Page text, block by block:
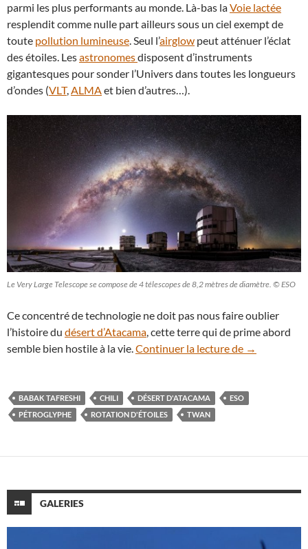
parmi les plus performants au monde. Là-bas laVoie lactée
resplendit comme nulle part ailleurs sous un ciel exempt de
toute pollution lumineuse. Seul l’airglow peut atténuer l’éclat
des étoiles. Lesastronomesdisposent d’instruments
gigantesques pour sonder l’Univers dans toutes les longueurs
d’ondes (VLT,ALMAet bien d’autres…).
Le Very Large Telescope se compose de 4 télescopes de 8,2 mètres de diamètre. © ESO
Ce concentré de technologie ne doit pas nous faire oublier
l’histoire du désert d’Atacama, cette terre qui de prime abord
semble bien hostile à la vie.Continuer la lecture de →
BABAK TAFRESHI CHILI DÉSERT D'ATACAMA
ESO
PÉTROGLYPHE
ROTATION D'ÉTOILES TWAN
GALERIES